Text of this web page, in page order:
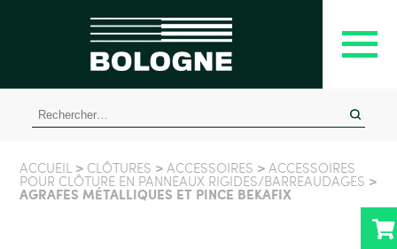
Rechercher :
ACCUEIL > CLÔTURES >ACCESSOIRES >ACCESSOIRES
POUR CLÔTURE EN PANNEAUX RIGIDES/BARREAUDAGES >
AGRAFES MÉTALLIQUES ET PINCE BEKAFIX